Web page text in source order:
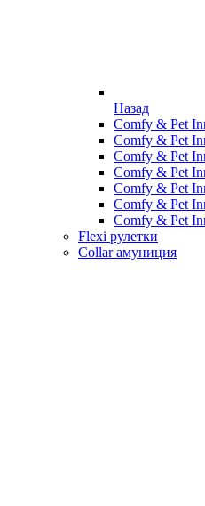
Назад
Comfy & Pet
Comfy & Pet
Comfy & Pet
Comfy & Pet
Comfy & Pet
Comfy & Pet
Comfy & Pet
Flexi рулетки
Collar амуниция